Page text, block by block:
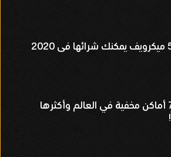
أغرب 7 أماكن مخفية في العالم وأكثرها